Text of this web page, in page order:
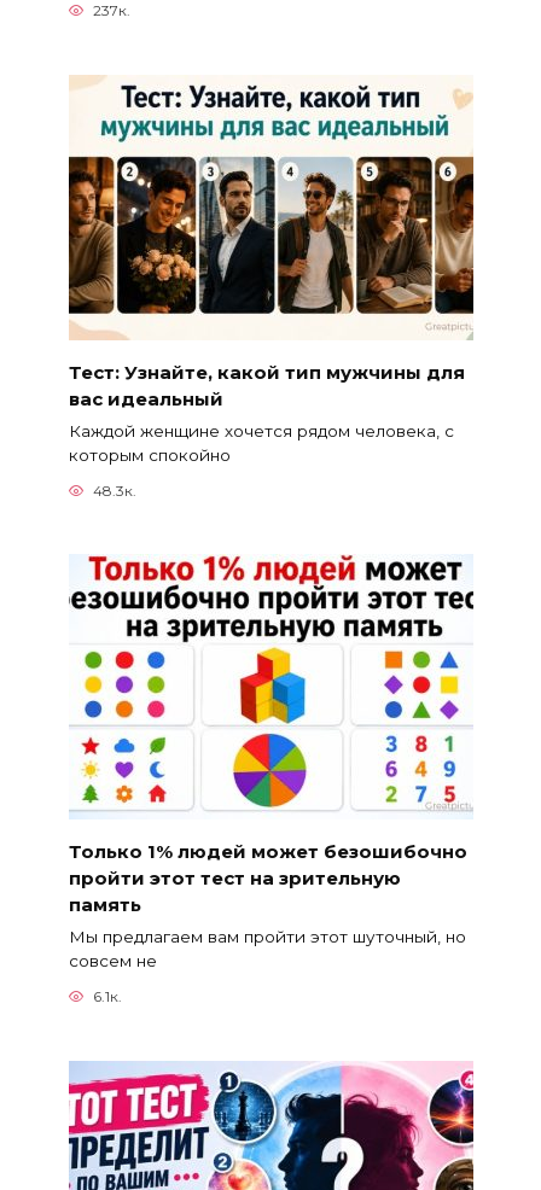
237к.
Тест: Узнайте, какой тип мужчины для
вас идеальный
Каждой женщине хочется рядом человека, с
которым спокойно
48.3к.
Только 1% людей может безошибочно
пройти этот тест на зрительную
память
Мы предлагаем вам пройти этот шуточный, но
совсем не
6.1к.